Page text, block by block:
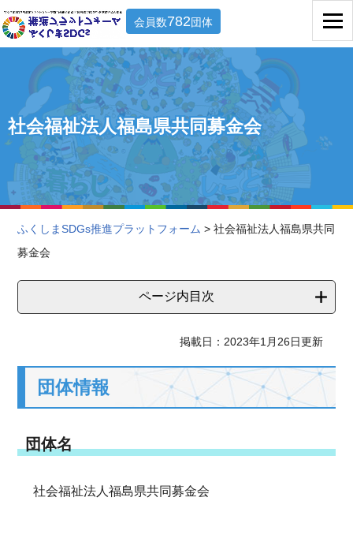
会員数782団体
社会福祉法人福島県共同募金会
ふくしまSDGs推進プラットフォーム > 社会福祉法人福島県共同
募金会
ページ内目次
掲載日：2023年1月26日更新
団体情報
団体名
社会福祉法人福島県共同募金会